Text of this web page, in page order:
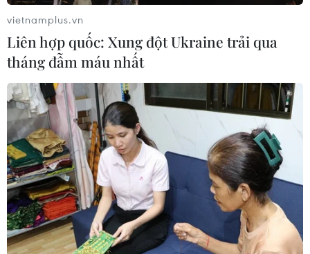
Phát hiện thêm 2 trường hợp mắc COVID-
19 được cách ly khi nhập cảnh
24/07/2020 23:31
Trong 24 giờ qua, Việt Nam ghi nhận thêm 2 trường hợp
lây nhiễm COVID-19 từ nước ngoài (trở về từ Nga, quá
cảnh Belarus) và đã được cách ly ngay khi nhập cảnh,
vietnamplus.vn
Liên hợp quốc: Xung đột Ukraine trải qua
tháng đẫm máu nhất